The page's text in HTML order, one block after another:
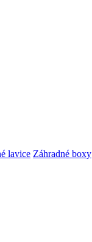
lavice Záhradné boxy